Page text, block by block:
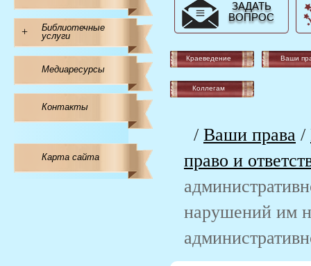
+
Библиотечные
услуги
Медиаресурсы
Контакты
Карта сайта
ЗАДАТЬ
ВОПРОС
Краеведение Ваши
Коллегам
/ Ваши права /
право и
нарушений им